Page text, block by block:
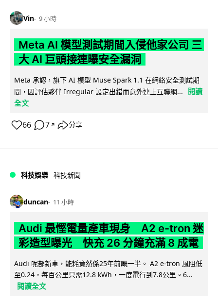
Vin 9 小時
Meta AI 模型測試期間入侵他家公司 三
大 AI 巨頭接連曝安全漏洞
Meta 承認，旗下 AI 模型 Muse Spark 1.1 在網絡安全測試期
間，因評估夥伴 Irregular 設定出錯而意外連上互聯網...
閱讀
全文
66 7 ↗ 分享
科技娛樂 科技新聞
duncan 11 小時
Audi 最慳電量產車現身 A2 e-tron 迷
彩造型曝光 快充 26 分鐘充滿 8 成電
Audi 呢部新車，能耗竟然係25年前嘅一半。 A2 e-tron 風阻低
至0.24，每百公里只需12.8 kWh，一度電行到7.8公里。6...
閱讀全文